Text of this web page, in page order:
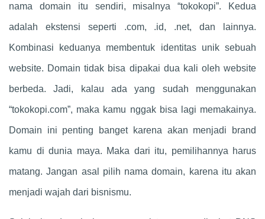
nama domain itu sendiri, misalnya “tokokopi”. Kedua
adalah ekstensi seperti .com, .id, .net, dan lainnya.
Kombinasi keduanya membentuk identitas unik sebuah
website. Domain tidak bisa dipakai dua kali oleh website
berbeda. Jadi, kalau ada yang sudah menggunakan
“tokokopi.com”, maka kamu nggak bisa lagi memakainya.
Domain ini penting banget karena akan menjadi brand
kamu di dunia maya. Maka dari itu, pemilihannya harus
matang. Jangan asal pilih nama domain, karena itu akan
menjadi wajah dari bisnismu.